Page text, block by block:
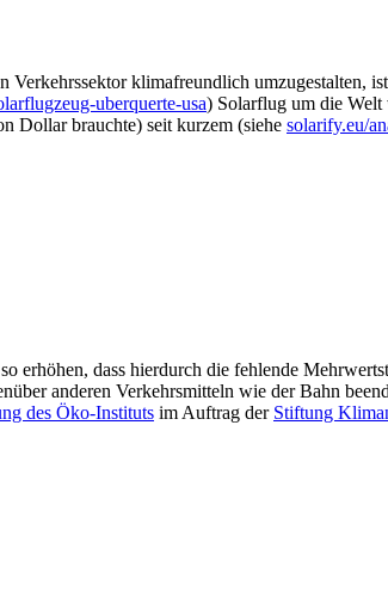
klimafreundlich umzugestalten,
uberquerte-usa) Solarflug um die
Dollar brauchte) seit kurzem (siehe solarify.eu/
erhöhen, dass hierdurch die fehlende
anderen Verkehrsmitteln wie der Bahn
des Öko-Instituts im Auftrag der Stiftung